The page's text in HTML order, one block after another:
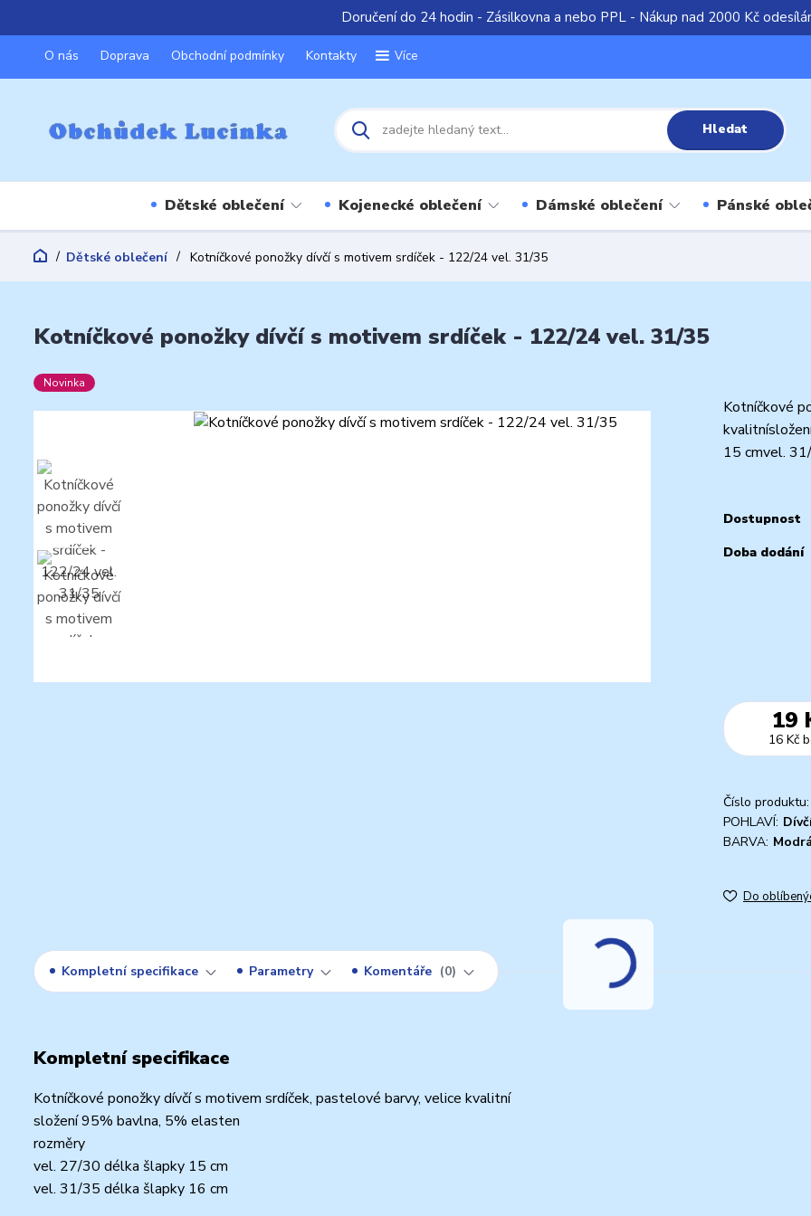
Doručení do 24 hodin - Zásilkovna a nebo PPL - Nákup nad 2000 Kč
O nás Doprava Obchodní podmínky Kontakty Více
Hledat
Dětské oblečení Kojenecké oblečení Dámské oblečení Pánské
Dětské oblečení Kotníčkové ponožky dívčí s motivem srdíček - 122/24 vel. 31/35
Kotníčkové ponožky dívčí s motivem srdíček - 122/24 vel. 31/35
Novinka
Kotníčkové
15 cmvel.
Dostupnost
Doba dodání
19
16 Kč
Číslo produktu:
POHLAVÍ:
BARVA:
Do
Kompletní specifikace Parametry Komentáře 0
Kompletní specifikace
Kotníčkové ponožky dívčí s motivem srdíček, pastelové barvy, velice kvalitní
složení 95% bavlna, 5% elasten
rozměry
vel. 27/30 délka šlapky 15 cm
vel. 31/35 délka šlapky 16 cm